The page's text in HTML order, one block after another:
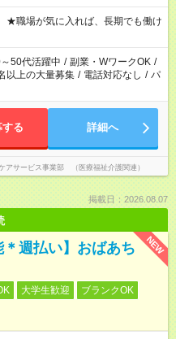
への加入対象となります ※労働者
止）により、短時間・短期間の就
ります
★職場が気に入れば、長期でも働け
50代活躍中 / 副業・WワークOK /
以上の大量募集 / 電話対応なし / パ
する 詳細へ
アサービス事業部 （医療福祉介護関連）
掲載日：2026.08.07
NEW
＊週払い】おばあち
大学生歓迎
ブランクOK